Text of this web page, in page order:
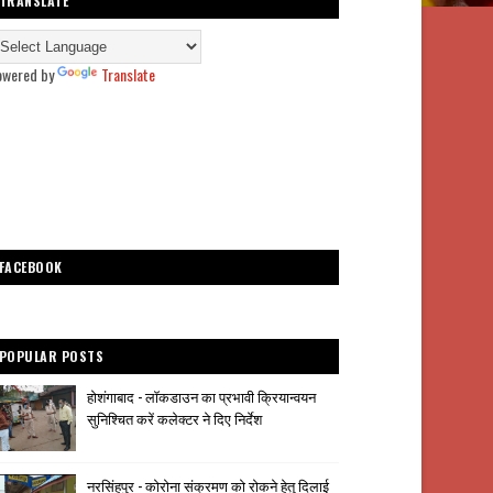
by Translate
POSTS
होशंगाबाद - लॉकडाउन का प्रभावी क्रियान्वयन
सुनिश्चित करें कलेक्टर ने दिए निर्देश
नरसिंहपुर - कोरोना संक्रमण को रोकने हेतु दिलाई